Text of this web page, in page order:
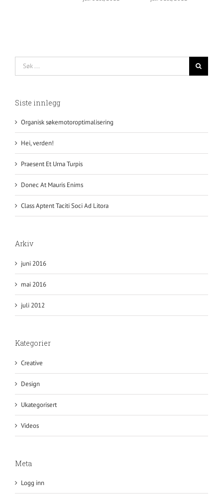
Siste innlegg
Organisk søkemotoroptimalisering
Hei, verden!
Praesent Et Urna Turpis
Donec At Mauris Enims
Class Aptent Taciti Soci Ad Litora
Arkiv
juni 2016
mai 2016
juli 2012
Kategorier
Creative
Design
Ukategorisert
Videos
Meta
Logg inn